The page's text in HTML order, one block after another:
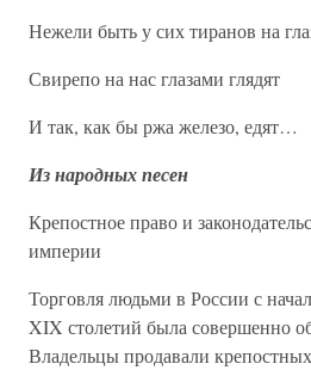
Нежели быть у сих тиранов на
Свирепо на нас глазами глядят
И так, как бы ржа железо, едят…
Из народных песен
Крепостное право и
империи
Торговля людьми в России с
XIX столетий была совершенно
Владельцы продавали